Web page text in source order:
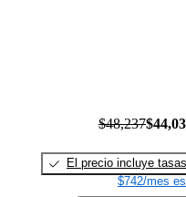
$48,237
El precio incluye tasas
$742/mes